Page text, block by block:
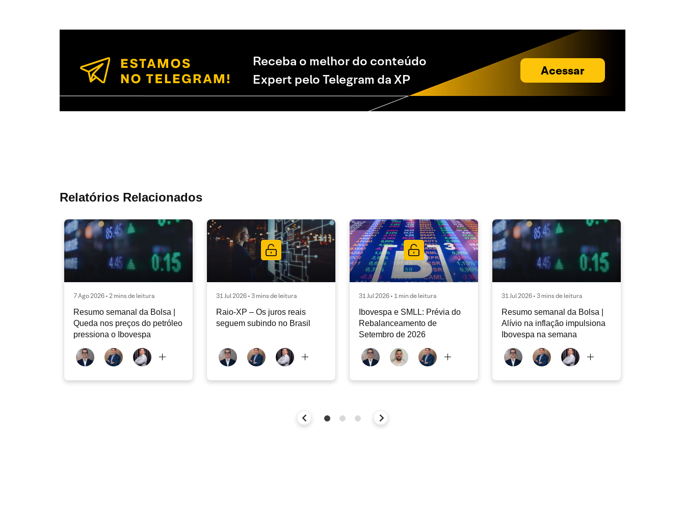
Receba o melhor do conteúdo
Expert pelo Telegram da XP
Acessar
Relatórios Relacionados
7 Ago 2026 • 2 mins de leitura
Resumo semanal da Bolsa |
Queda nos preços do petróleo
pressiona o Ibovespa
31 Jul 2026 • 3 mins de leitura
Raio-XP – Os juros reais
seguem subindo no Brasil
31 Jul 2026 • 1 min de leitura
Ibovespa e SMLL: Prévia do
Rebalanceamento de
Setembro de 2026
31 Jul 2026 • 3 mins de leitura
Resumo semanal da Bolsa |
Alívio na inflação impulsiona
Ibovespa na semana